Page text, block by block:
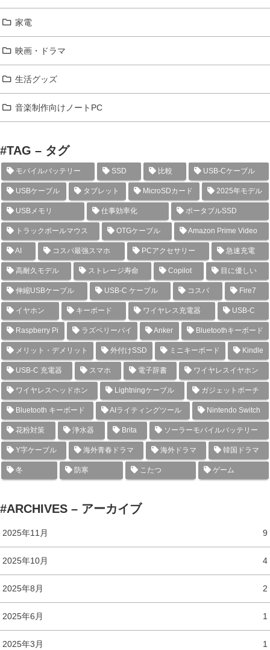
家電
映画・ドラマ
生活グッズ
音楽制作向けノートPC
#TAG – タグ
モバイルバッテリー SSD 比較 USB-Cケーブル
USBケーブル タブレット MicroSDカード 2025年モデル
USBメモリ 仕事効率化 ポータブルSSD
トラックボールマウス OTGケーブル Amazon Prime Video
AI コスパ最強スマホ PCアクセサリー 急速充電
高耐久モデル ストレージ寿命 Copilot 目に優しい
伸縮USBケーブル USB-C ケーブル コスパ Fire7
イヤホン キーボード ワイヤレス充電器 USB-C
Raspberry Pi ラズベリーパイ Anker Bluetoothキーボード
メリット・デメリット 外付けSSD ミニキーボード Kindle
USB-C 充電器 スマホ 電子辞書 ワイヤレスイヤホン
ワイヤレスヘッドホン Lightningケーブル ガジェットポーチ
Bluetooth キーボード AIライティングツール Nintendo Switch
花粉対策 浄水器 Brita ソーラーモバイルバッテリー
Y字ケーブル 海外青春ドラマ 海外ドラマ 韓国ドラマ
冬 防寒 こたつ ゲーム
#ARCHIVES – アーカイブ
2025年11月 9
2025年10月 4
2025年8月 2
2025年6月 1
2025年3月 1